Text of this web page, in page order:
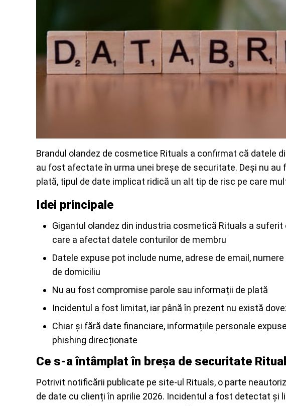
Brandul olandez de cosmetice Rituals a confirmat că datele
au fost afectate în urma unei breșe de securitate. Deși nu au
plată, tipul de date implicat ridică un alt tip de risc pe care
Idei principale
Gigantul olandez din industria cosmetică Rituals a
care a afectat datele conturilor de membru
Datele expuse pot include nume, adrese de email,
de domiciliu
Nu au fost compromise parole sau informații de plată
Incidentul a fost limitat, iar până în prezent nu există
Chiar și fără date financiare, informațiile personale
phishing direcționate
Ce s-a întâmplat în breșa de securitate
Potrivit notificării publicate pe site-ul Rituals, o parte
de date cu clienți în aprilie 2026. Incidentul a fost detectat și